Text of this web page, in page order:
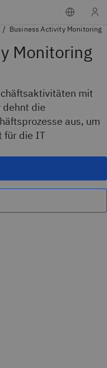
Business Activity Monitoring
Monitoring
mit
die
aus, um
für die IT